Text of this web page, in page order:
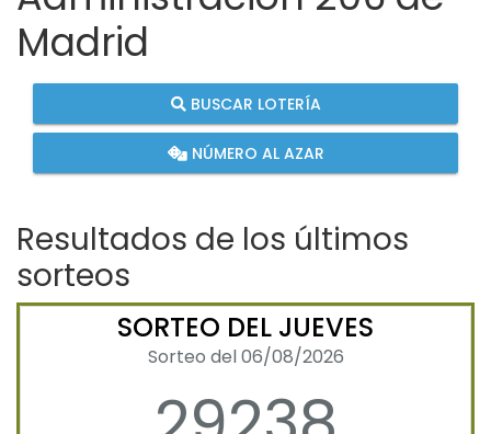
Madrid
BUSCAR LOTERÍA
NÚMERO AL AZAR
Resultados de los últimos
sorteos
SORTEO DEL JUEVES
Sorteo del 06/08/2026